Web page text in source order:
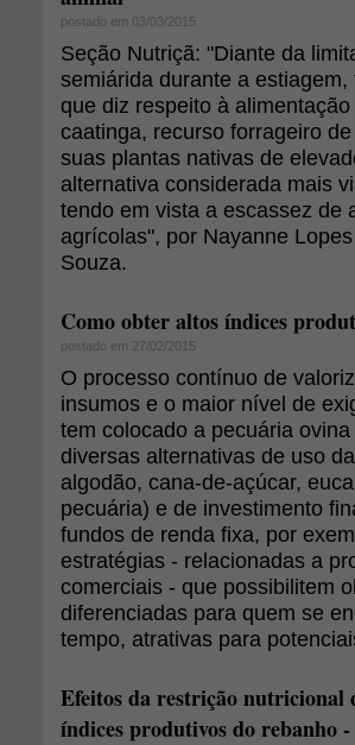
postado em 03/03/2015
Seção Nutriçã: "Diante da
semiárida durante a
que diz respeito à
caatinga, recurso forrageiro
suas plantas nativas de
alternativa considerada mais
tendo em vista a escassez de
agrícolas", por Nayanne
Souza.
Como obter altos índices
postado em 27/02/2015
O processo contínuo de
insumos e o maior nível de
tem colocado a pecuária
diversas alternativas de uso
algodão, cana-de-açúcar,
pecuária) e de investimento
fundos de renda fixa, por
estratégias - relacionadas a
comerciais - que possibilitem
diferenciadas para quem se
tempo, atrativas para
Efeitos da restrição nutricional
índices produtivos do